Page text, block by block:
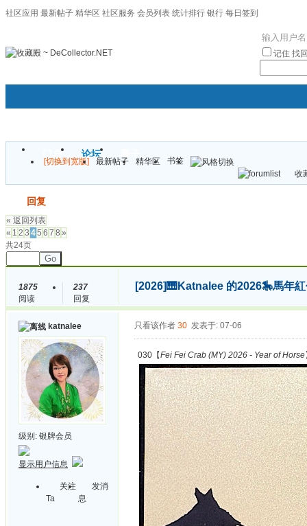
社区应用 最新帖子 精华区 社区服务 会员列表 统计排行 银行 每日签到
记住 找
门户 论坛
[切换到宽版] 最新帖子 精华区
书签
收
回复
« 返回列表
« 1 2 3 45 6 7 8 »
共24页
Go
1875
阅读
237
回复
[2026]🎹Katnalee 的2026🎠馬年
katnalee
级别: 银牌会员
显示用户信息
关注
Ta
发消
息
只看该作者 30 发表于: 07-06
030【Fei Fei Crab (MY) 2026 - Year of Horse